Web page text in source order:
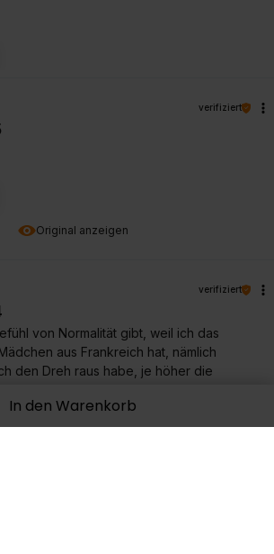
In den Warenkorb
Original anzeigen
verifiziert
verifiziert
von Normalität gibt, weil ich das
aus Frankreich hat, nämlich
den Dreh raus habe, je höher die